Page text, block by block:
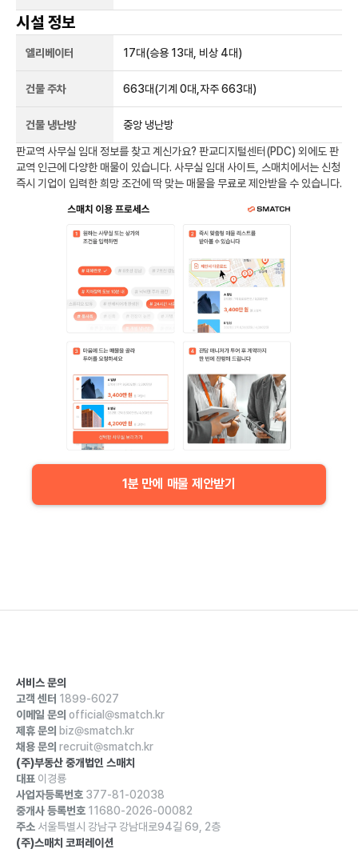
시설 정보
엘리베이터 17대(승용 13대, 비상 4대)
건물 주차 663대(기계 0대,자주 663대)
건물 냉난방 중앙 냉난방
판교역 사무실 임대 정보를 찾고 계신가요? 판교디지털센터(PDC) 외에도 판
교역 인근에 다양한 매물이 있습니다. 사무실 임대 사이트, 스매치에서는 신청
즉시 기업이 입력한 희망 조건에 딱 맞는 매물을 무료로 제안받을 수 있습니다.
1분 만에 매물 제안받기
서비스 문의
고객 센터 1899-6027
이메일 문의 official@smatch.kr
제휴 문의 biz@smatch.kr
채용 문의 recruit@smatch.kr
(주)부동산 중개법인 스매치
대표 이경룡
사업자등록번호 377-81-02038
중개사 등록번호 11680-2026-00082
주소 서울특별시 강남구 강남대로94길 69, 2층
(주)스매치 코퍼레이션